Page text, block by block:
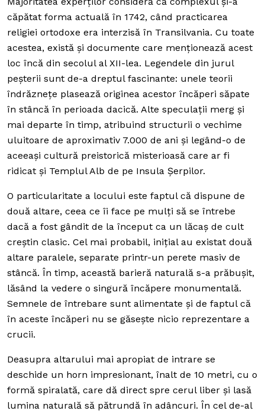
căpătat forma actuală în 1742, când practicarea
religiei ortodoxe era interzisă în Transilvania. Cu toate
acestea, există și documente care menționează acest
loc încă din secolul al XII-lea. Legendele din jurul
peșterii sunt de-a dreptul fascinante: unele teorii
îndrăznețe plasează originea acestor încăperi săpate
în stâncă în perioada dacică. Alte speculații merg și
mai departe în timp, atribuind structurii o vechime
uluitoare de aproximativ 7.000 de ani și legând-o de
aceeași cultură preistorică misterioasă care ar fi
ridicat și Templul Alb de pe Insula Șerpilor.
O particularitate a locului este faptul că dispune de
două altare, ceea ce îi face pe mulți să se întrebe
dacă a fost gândit de la început ca un lăcaș de cult
creștin clasic. Cel mai probabil, inițial au existat două
altare paralele, separate printr-un perete masiv de
stâncă. În timp, această barieră naturală s-a prăbușit,
lăsând la vedere o singură încăpere monumentală.
Semnele de întrebare sunt alimentate și de faptul că
în aceste încăperi nu se găsește nicio reprezentare a
crucii.
Deasupra altarului mai apropiat de intrare se
deschide un horn impresionant, înalt de 10 metri, cu o
formă spiralată, care dă direct spre cerul liber și lasă
lumina naturală să pătrundă în adâncuri. În cel de-al